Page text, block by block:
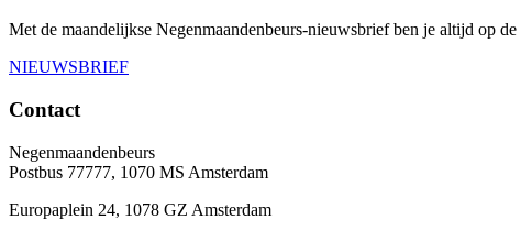
Met de maandelijkse Negenmaandenbeurs-nieuwsbrief ben je altijd op
NIEUWSBRIEF
Contact
Negenmaandenbeurs
Postbus 77777, 1070 MS Amsterdam
Europaplein 24, 1078 GZ Amsterdam